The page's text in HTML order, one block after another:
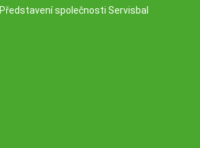
Představení společnosti Servisbal